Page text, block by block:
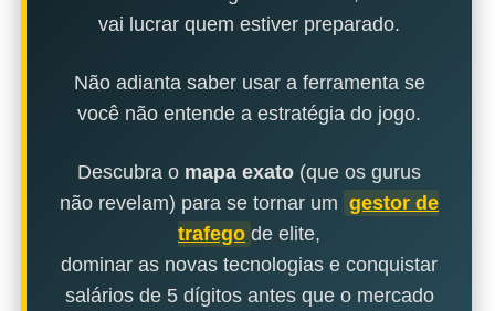
vai lucrar quem estiver preparado.
Não adianta saber usar a ferramenta se
você não entende a estratégia do jogo.
Descubra o mapa exato (que os gurus
não revelam) para se tornar um gestor de
trafego de elite,
dominar as novas tecnologias e conquistar
salários de 5 dígitos antes que o mercado